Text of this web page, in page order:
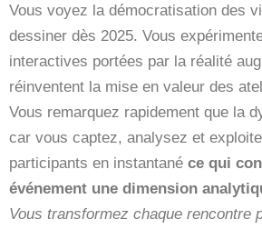
Vous voyez la démocratisation des
dessiner dès 2025. Vous
interactives portées par la réalité
réinventent la mise en valeur des
Vous remarquez rapidement que la
car vous captez, analysez et
participants en instantané ce qui
événement une dimension
Vous transformez chaque rencontre